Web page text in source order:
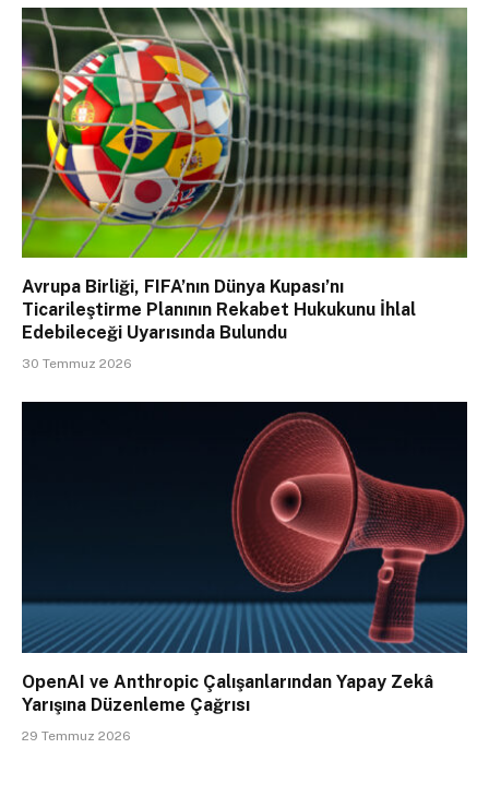
Avrupa Birliği, FIFA’nın Dünya Kupası’nı
Ticarileştirme Planının Rekabet Hukukunu İhlal
Edebileceği Uyarısında Bulundu
30 Temmuz 2026
OpenAI ve Anthropic Çalışanlarından Yapay Zekâ
Yarışına Düzenleme Çağrısı
29 Temmuz 2026